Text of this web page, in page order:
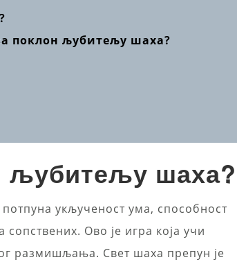
поклон љубитељу шаха?
љубитељу шаха?
укљученост ума, способност
Ово је игра која учи
размишљања. Свет шаха препун је